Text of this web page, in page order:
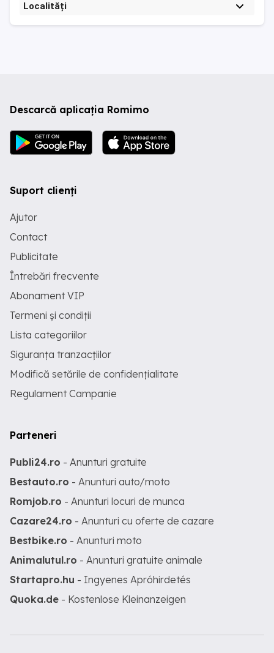
Localități
Descarcă aplicația Romimo
Suport clienți
Ajutor
Contact
Publicitate
Întrebări frecvente
Abonament VIP
Termeni și condiții
Lista categoriilor
Siguranța tranzacțiilor
Modifică setările de confidențialitate
Regulament Campanie
Parteneri
Publi24.ro - Anunturi gratuite
Bestauto.ro - Anunturi auto/moto
Romjob.ro - Anunturi locuri de munca
Cazare24.ro - Anunturi cu oferte de cazare
Bestbike.ro - Anunturi moto
Animalutul.ro - Anunturi gratuite animale
Startapro.hu - Ingyenes Apróhirdetés
Quoka.de - Kostenlose Kleinanzeigen